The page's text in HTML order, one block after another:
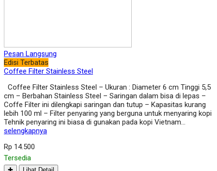
Pesan Langsung
Edisi Terbatas
Coffee Filter Stainless Steel
Coffee Filter Stainless Steel – Ukuran : Diameter 6 cm Tinggi 5,5
cm – Berbahan Stainless Steel – Saringan dalam bisa di lepas –
Coffe Filter ini dilengkapi saringan dan tutup – Kapasitas kurang
lebih 100 ml – Filter penyaring yang berguna untuk menyaring kopi
Tehnik penyaring ini biasa di gunakan pada kopi Vietnam…
selengkapnya
Rp 14.500
Tersedia